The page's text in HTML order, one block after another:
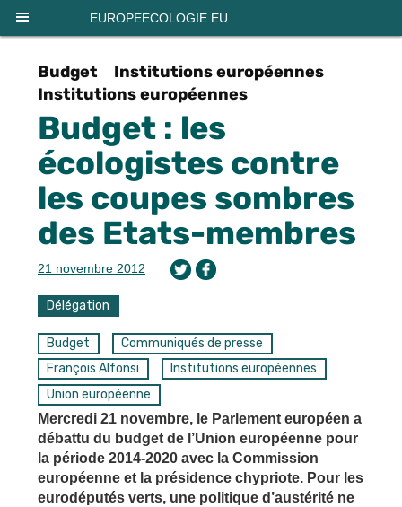
EUROPEECOLOGIE.EU
Budget
Institutions européennes
Institutions européennes
Budget : les
écologistes contre
les coupes sombres
des Etats-membres
21 novembre 2012
Délégation
Budget
Communiqués de presse
François Alfonsi
Institutions européennes
Union européenne
Mercredi 21 novembre, le Parlement européen a
débattu du budget de l’Union européenne pour
la période 2014-2020 avec la Commission
européenne et la présidence chypriote. Pour les
eurodéputés verts, une politique d’austérité ne